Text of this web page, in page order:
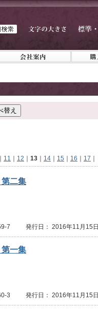
11 12 13 14 15 16 17
二集
7 発行日： 2016年11月15日
一集
3 発行日： 2016年11月15日